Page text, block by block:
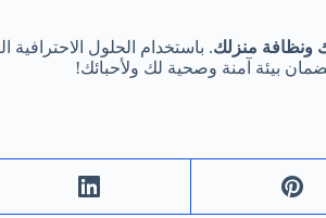
ونظافة منزلك. باستخدام الحلول
بيئة آمنة وصحية لك ولأحبائك!